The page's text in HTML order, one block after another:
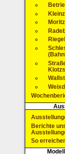
Berichte
So